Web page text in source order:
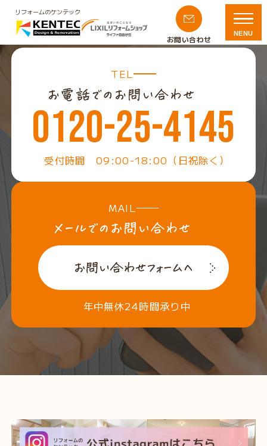
リフォームのケンテック
お問い合わせ
NENU
TEL
0120-25-4145
受付時間 09:00-18:00（日祝除く）
MAIL
年中無休24時間承り中